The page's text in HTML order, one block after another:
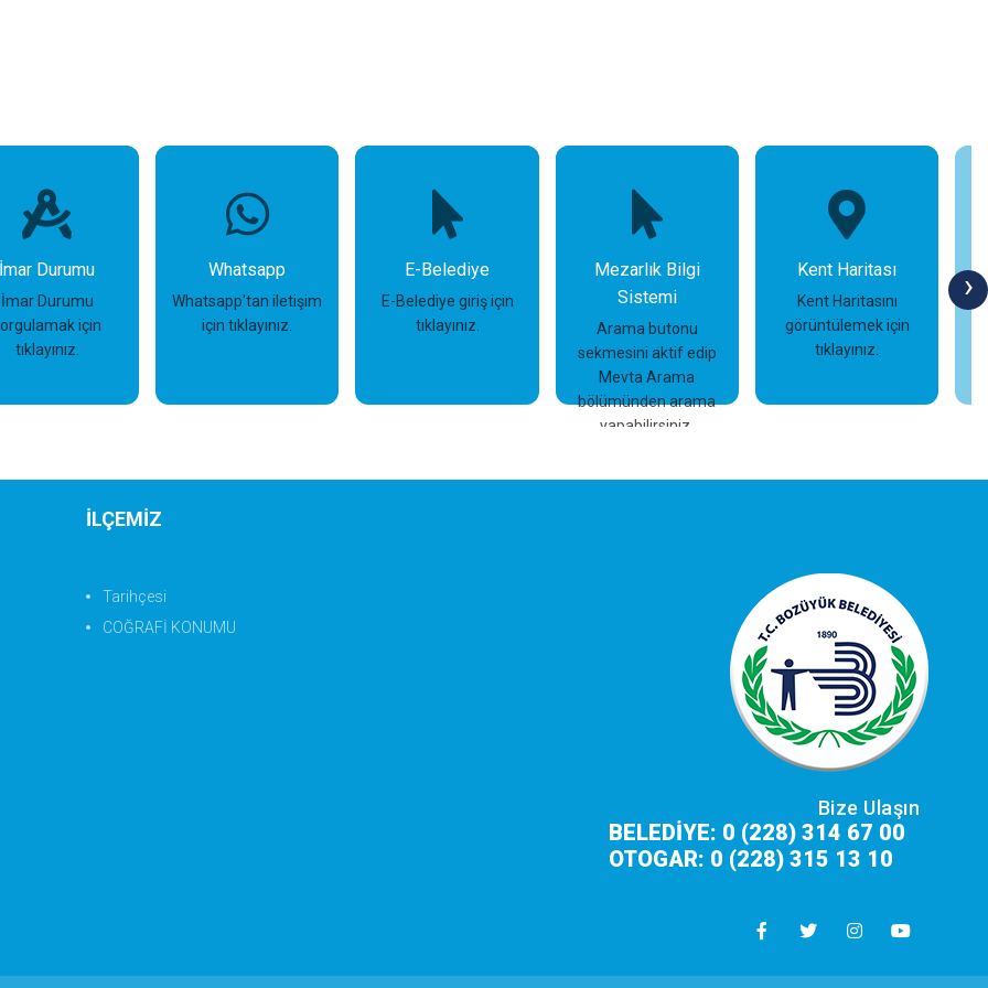
›
İmar Durumu
İmar Durumu
için
tıklayınız.
Whatsapp
Whatsapp'tan iletişim
için tıklayınız.
E-Belediye
E-Belediye giriş için
tıklayınız.
Mezarlık Bilgi
Sistemi
Arama butonu
sekmesini aktif edip
Mevta Arama
bölümünden arama
yapabilirsiniz.
İncele
Kent Haritası
Kent Haritasını
görüntülemek için
tıklayınız.
İLÇEMİZ
Tarihçesi
COĞRAFİ KONUMU
Bize Ulaşın
BELEDİYE: 0 (228) 314 67 00
OTOGAR: 0 (228) 315 13 10